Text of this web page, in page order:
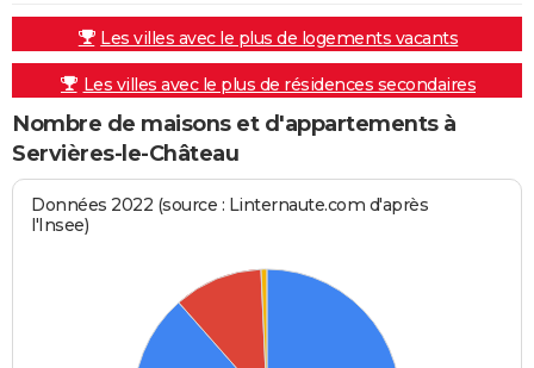
Les villes avec le plus de logements vacants
Les villes avec le plus de résidences secondaires
Nombre de maisons et d'appartements à
Servières-le-Château
Données 2022 (source : Linternaute.com d'après
l'Insee)